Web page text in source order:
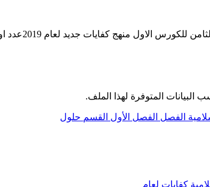
البيانات المتوفرة لهذا الملف.
الفصل الفصل الأول القسم حلول
كفايات لعام